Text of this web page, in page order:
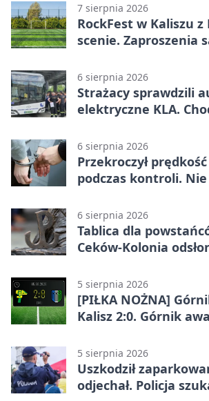
7 sierpnia 2026
RockFest w Kaliszu z
scenie. Zaproszenia
6 sierpnia 2026
Strażacy sprawdzili
elektryczne KLA.
6 sierpnia 2026
Przekroczył
podczas kontroli. Nie
6 sierpnia 2026
Tablica dla
Ceków-Kolonia
5 sierpnia 2026
[PIŁKA NOŻNA]
Kalisz 2:0. Górnik
5 sierpnia 2026
Uszkodził
odjechał. Policja